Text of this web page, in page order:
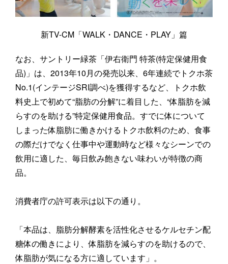
新TV-CM「WALK・DANCE・PLAY」篇
なお、サントリー緑茶「伊右衛門 特茶(特定保健用食
品)」は、2013年10月の発売以来、6年連続でトクホ茶
No.1(インテージSRI調べ)を獲得するなど、トクホ飲
料史上で初めて“脂肪の分解”に着目した、“体脂肪を減
らすのを助ける”特定保健用食品。すでに体について
しまった体脂肪に働きかけるトクホ飲料のため、食事
の際だけでなく仕事中や運動時など様々なシーンでの
飲用に適した、毎日飲み飽きない味わいが特徴の商
品。
消費者庁の許可表示は以下の通り。
「本品は、脂肪分解酵素を活性化させるケルセチン配
糖体の働きにより、体脂肪を減らすのを助けるので、
体脂肪が気になる方に適しています」。